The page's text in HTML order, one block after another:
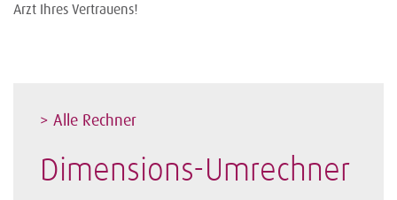
Arzt Ihres Vertrauens!
> Alle Rechner
Dimensions-Umrechner